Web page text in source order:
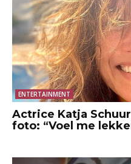
ENTERTAINMENT
Actrice Katja
foto: “Voel me